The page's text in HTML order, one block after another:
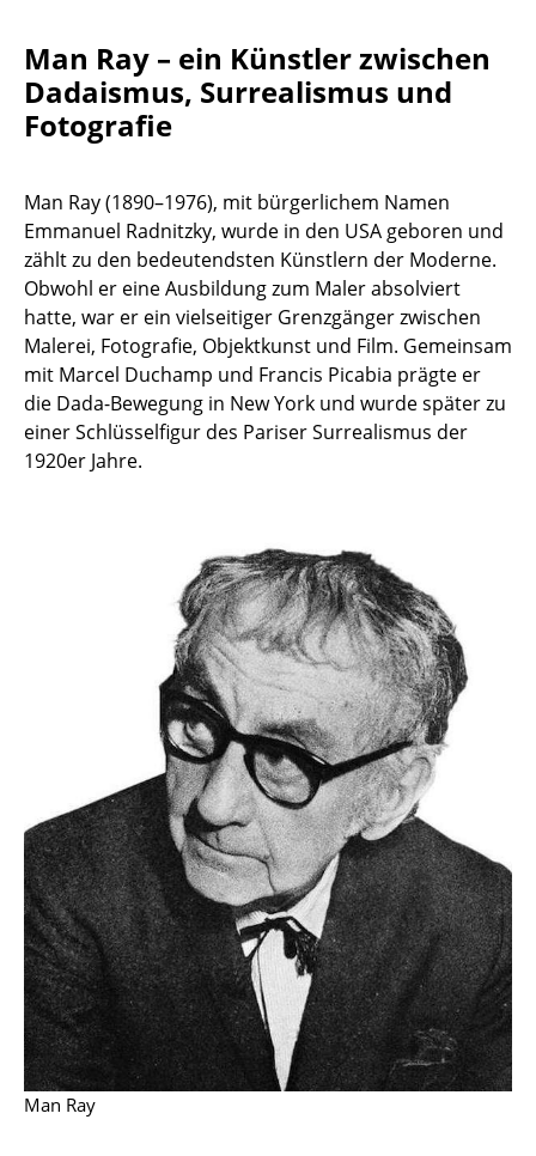
Schreibtische
Sekretäre & PC-Tische
Stehtische & Stehpulte
Kindertische
Gartentische
Servierwagen
Einzelteile
... alle Tische
Regale & Schränke
Sideboards & Kommoden
Beistell- & Rollcontainer
Barmöbel
Garderoben
Kleinaufbewahrung
Einzelteile
... alle Aufbewahrungsmöbel
Licht
Man Ray – ein Künstler zwischen
Dadaismus, Surrealismus und
Fotografie
Man Ray (1890–1976), mit bürgerlichem Namen
Emmanuel Radnitzky, wurde in den USA geboren und
zählt zu den bedeutendsten Künstlern der Moderne.
Obwohl er eine Ausbildung zum Maler absolviert
hatte, war er ein vielseitiger Grenzgänger zwischen
Malerei, Fotografie, Objektkunst und Film. Gemeinsam
mit Marcel Duchamp und Francis Picabia prägte er
die Dada-Bewegung in New York und wurde später zu
einer Schlüsselfigur des Pariser Surrealismus der
1920er Jahre.
Man Ray